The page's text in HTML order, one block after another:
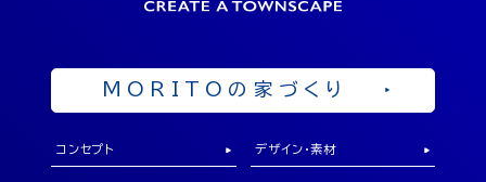
MORITOの家づくり
コンセプト デザイン・素材